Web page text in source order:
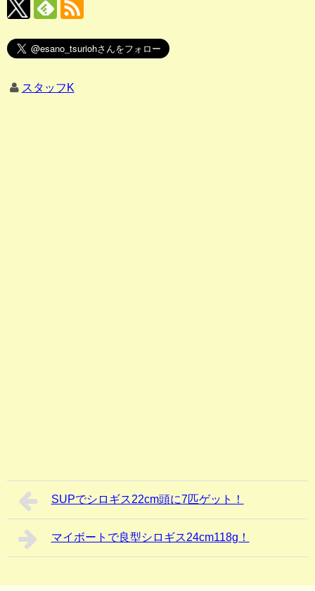
スタッフK
SUPでシロギス22cm頭に7匹ゲット！
マイボートで良型シロギス24cm118g！